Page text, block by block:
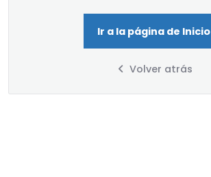
Ir a la página de Inicio
Volver atrás